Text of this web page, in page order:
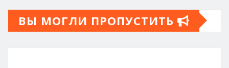
ВЫ МОГЛИ ПРОПУСТИТЬ